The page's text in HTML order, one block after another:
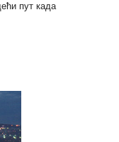
пут када